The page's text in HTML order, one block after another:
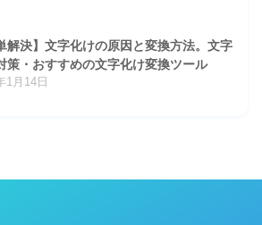
解決】文字化けの原因と変換方法。文字
策・おすすめの文字化け変換ツール
1月14日